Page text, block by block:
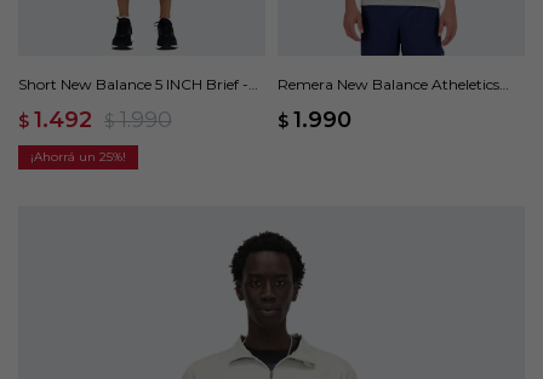
Short New Balance 5 INCH Brief -
$ 1.492 $ 1.990
25
Remera New Balance Atheletics
$ 1.990